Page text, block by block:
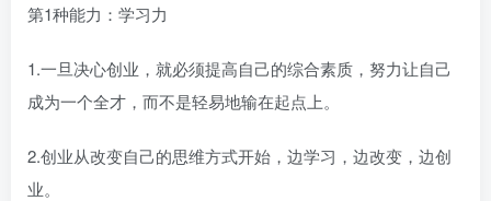
第1种能力：学习力
1.一旦决心创业，就必须提高自己的综合素质，努力让自己
成为一个全才，而不是轻易地输在起点上。
2.创业从改变自己的思维方式开始，边学习，边改变，边创
业。